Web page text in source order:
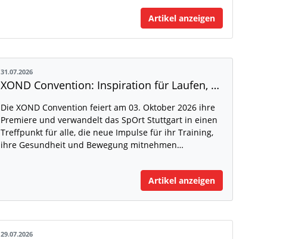
Artikel anzeigen
31.07.2026
XOND Convention: Inspiration für Laufen, Fitness und Gesundheit
Die XOND Convention feiert am 03. Oktober 2026 ihre
Premiere und verwandelt das SpOrt Stuttgart in einen
Treffpunkt für alle, die neue Impulse für ihr Training,
ihre Gesundheit und Bewegung mitnehmen…
Artikel anzeigen
29.07.2026